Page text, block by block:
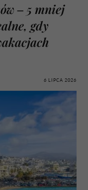
– 5 mniej
gdy
6 LIPCA 2026